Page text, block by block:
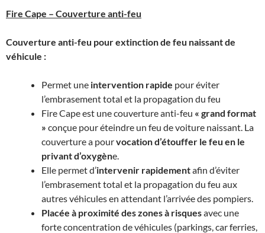
Fire Cape – Couverture anti-feu
Couverture anti-feu pour extinction de feu naissant de
véhicule :
Permet une intervention rapide pour éviter
l’embrasement total et la propagation du feu
Fire Cape est une couverture anti-feu « grand format
» conçue pour éteindre un feu de voiture naissant. La
couverture a pourvocation d’étouffer le feu en le
privant d’oxygène.
Elle permet d’intervenir rapidementafin d’éviter
l’embrasement total et la propagation du feu aux
autres véhicules en attendant l’arrivée des pompiers.
Placée à proximité des zones à risquesavec une
forte concentration de véhicules (parkings, car ferries,